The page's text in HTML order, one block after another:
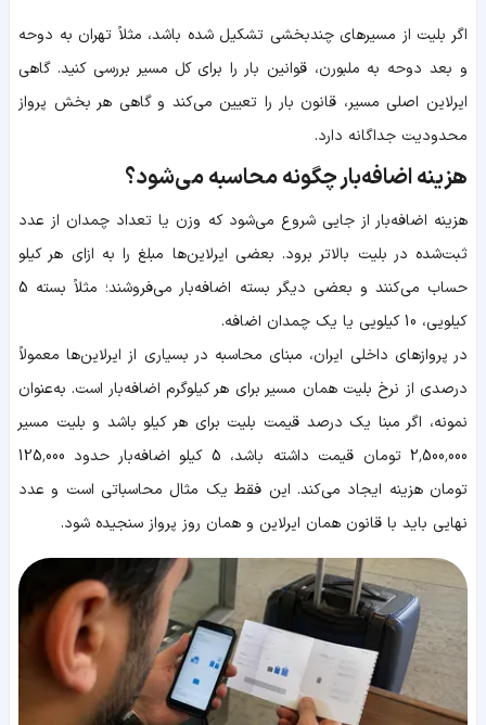
اگر بلیت از مسیرهای چندبخشی تشکیل شده باشد، مثلاً تهران به دوحه
و بعد دوحه به ملبورن، قوانین بار را برای کل مسیر بررسی کنید. گاهی
ایرلاین اصلی مسیر، قانون بار را تعیین می‌کند و گاهی هر بخش پرواز
محدودیت جداگانه دارد.
هزینه اضافه‌بار چگونه محاسبه می‌شود؟
هزینه اضافه‌بار از جایی شروع می‌شود که وزن یا تعداد چمدان از عدد
ثبت‌شده در بلیت بالاتر برود. بعضی ایرلاین‌ها مبلغ را به ازای هر کیلو
حساب می‌کنند و بعضی دیگر بسته اضافه‌بار می‌فروشند؛ مثلاً بسته 5
کیلویی، 10 کیلویی یا یک چمدان اضافه.
در پروازهای داخلی ایران، مبنای محاسبه در بسیاری از ایرلاین‌ها معمولاً
درصدی از نرخ بلیت همان مسیر برای هر کیلوگرم اضافه‌بار است. به‌عنوان
نمونه، اگر مبنا یک درصد قیمت بلیت برای هر کیلو باشد و بلیت مسیر
2٬500٬000 تومان قیمت داشته باشد، 5 کیلو اضافه‌بار حدود 125٬000
تومان هزینه ایجاد می‌کند. این فقط یک مثال محاسباتی است و عدد
نهایی باید با قانون همان ایرلاین و همان روز پرواز سنجیده شود.